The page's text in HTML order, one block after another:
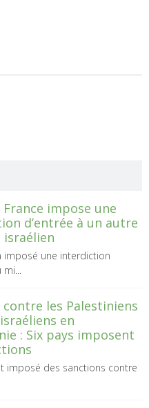
France impose une
d’entrée à un autre
imposé une interdiction
contre les Palestiniens
en
: Six pays imposent
imposé des sanctions contre